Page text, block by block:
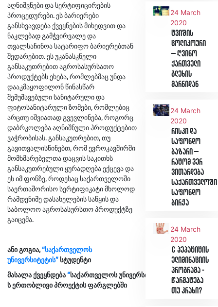
აღნიშვნები და სერტიფიცირების
პროცედურები. ეს ბარიერები
განსხვავდება ქვეყნების მიხედვით და
ნაკლებად გამჭვირვალე და
თვალსაჩინოა სატარიფო ბარიერებთან
შედარებით. ეს უკანასკნელი
განსაკუთრებით აგროსასურსათო
პროდუქტებს ეხება, რომლებმაც უნდა
დააკმაყოფილონ წინასწარ
შემუშავებული სანიტარული და
ფიტოსანიტარული ზომები, რომლებიც
არცთუ იშვიათად გვევლინება, როგორც
დაბრკოლება აღნიშნული პროდუქტებით
ვაჭრობისას. განსაკუთრებით, თუ
გავითვალისწინებთ, რომ ევროკავშირში
მომხმარებელთა დაცვის საკითხს
განსაკუთრებული ყურადღება ექცევა და
ეს იმ ფონზე, როდესაც საქართველოში
საერთაშორისო სერტიფიკატი მხოლოდ
რამდენიმე დასახელების საწყის და
საბოლოო აგროსასურსთო პროდუქტზე
გაიცემა.
ანი გოგია,“საქართველოს
უნივერსიტეტის”სტუდენტი
მასალა ქვეყნდება“საქართველოსუნივერსიტეტისა ”დაBPI-
სერთობლივიპროექტისფარგლებში
24 March
2020
ტვიშის
ცოლიკოური
– ღვინო
ქართველი
გლეხის
მარნიდან
24 March
2020
რისკი და
საფონდო
ბაზარი –
რატომ ვერ
ვითარდება
საქართველოში
საფონდო
ბირჟა
24 March
2020
C ჰეპატიტის
ელიმინაციის
პროგრამა -
წარმატება
თუ კრახი?